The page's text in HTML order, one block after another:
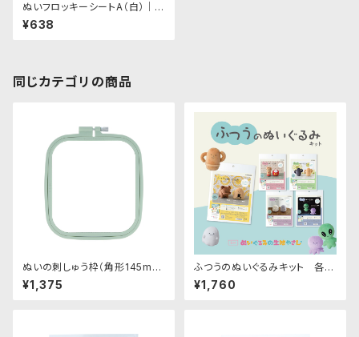
ぬいフロッキーシートA（白）｜清
原株式会社
¥638
同じカテゴリの商品
ぬいの刺しゅう枠（角形145mm
×165mm）｜清原株式会社
¥1,375
ふつうのぬいぐるみキット 各種
｜清原株式会社
¥1,760